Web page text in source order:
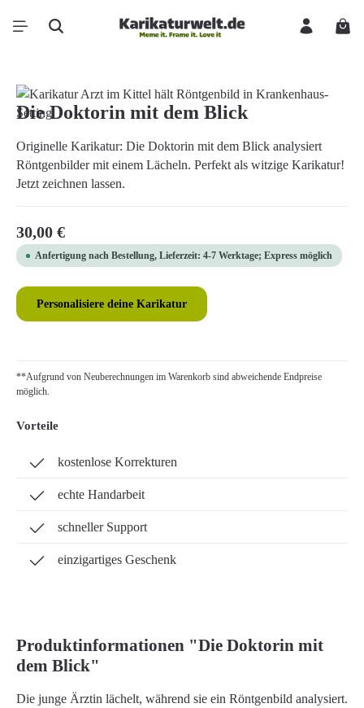
Zum Hauptinhalt springen
Bildergalerie überspringen
Die Doktorin mit dem Blick
Originelle Karikatur: Die Doktorin mit dem Blick analysiert
Röntgenbilder mit einem Lächeln. Perfekt als witzige Karikatur!
Jetzt zeichnen lassen.
Regulärer Preis:
30,00 €
Anfertigung nach Bestellung, Lieferzeit: 4-7 Werktage; Express möglich
Personalisiere deine Karikatur
**Aufgrund von Neuberechnungen im Warenkorb sind abweichende Endpreise
möglich.
Vorteile
kostenlose Korrekturen
echte Handarbeit
schneller Support
einzigartiges Geschenk
Produktinformationen "Die Doktorin mit
dem Blick"
Die junge Ärztin lächelt, während sie ein Röntgenbild analysiert.